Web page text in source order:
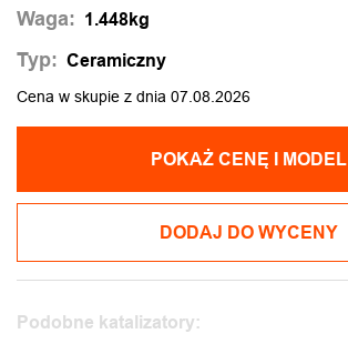
Waga: 1.448kg
Typ: Ceramiczny
Cena w skupie z dnia 07.08.2026
POKAŻ CENĘ I MODEL
DODAJ DO WYCENY
Podobne katalizatory: